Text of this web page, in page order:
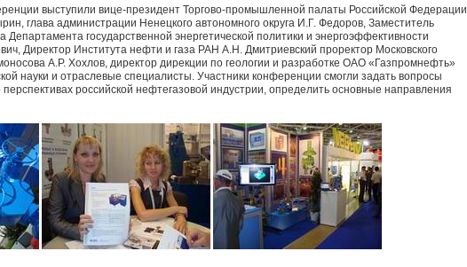
выступили вице-президент Торгово-промышленной палаты Российской Федерации
глава администрации Ненецкого автономного округа И.Г. Федоров, Заместитель
Департамента государственной энергетической политики и энергоэффективности
Директор Института нефти и газа РАН А.Н. Дмитриевский проректор Московского
А.Р. Хохлов, директор дирекции по геологии и разработке ОАО «Газпромнефть»
науки и отраслевые специалисты. Участники конференции смогли задать вопросы
российской нефтегазовой индустрии, определить основные направления